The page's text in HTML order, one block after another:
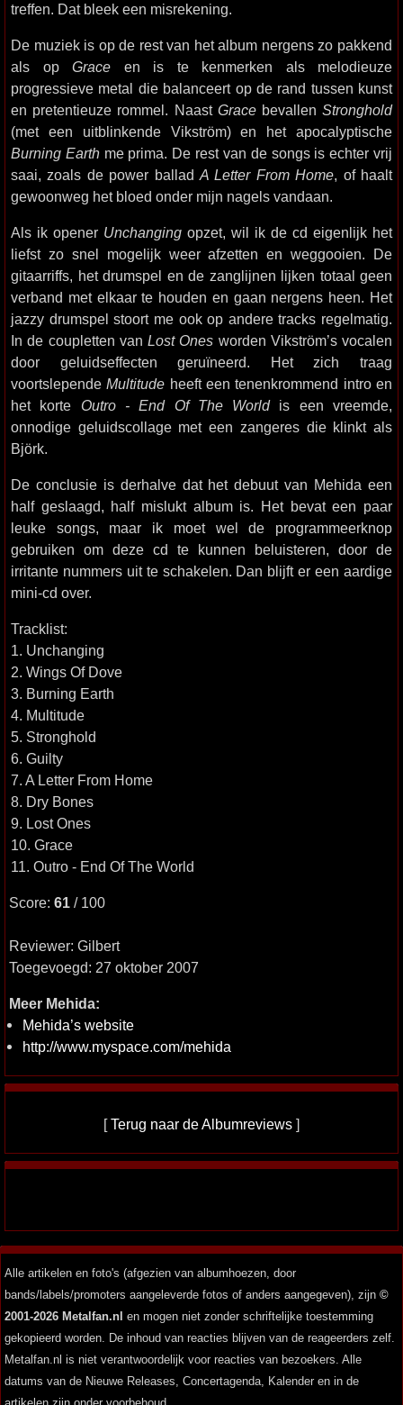
treffen. Dat bleek een misrekening.
De muziek is op de rest van het album nergens zo pakkend
als op Grace en is te kenmerken als melodieuze
progressieve metal die balanceert op de rand tussen kunst
en pretentieuze rommel. Naast GracebevallenStronghold
(met een uitblinkende Vikström) en het apocalyptische
Burning Earthme prima. De rest van de songs is echter vrij
saai, zoals de power ballad A Letter From Home, of haalt
gewoonweg het bloed onder mijn nagels vandaan.
Als ik opener Unchanging opzet, wil ik de cd eigenlijk het
liefst zo snel mogelijk weer afzetten en weggooien. De
gitaarriffs, het drumspel en de zanglijnen lijken totaal geen
verband met elkaar te houden en gaan nergens heen. Het
jazzy drumspel stoort me ook op andere tracks regelmatig.
In de coupletten van Lost Ones worden Vikström’s vocalen
door geluidseffecten geruïneerd. Het zich traag
voortslependeMultitude heeft een tenenkrommend intro en
het korte Outro - End Of The Worldis een vreemde,
onnodige geluidscollage met een zangeres die klinkt als
Björk.
De conclusie is derhalve dat het debuut van Mehida een
half geslaagd, half mislukt album is. Het bevat een paar
leuke songs, maar ik moet wel de programmeerknop
gebruiken om deze cd te kunnen beluisteren, door de
irritante nummers uit te schakelen. Dan blijft er een aardige
mini-cd over.
Tracklist:
1. Unchanging
2. Wings Of Dove
3. Burning Earth
4. Multitude
5. Stronghold
6. Guilty
7. A Letter From Home
8. Dry Bones
9. Lost Ones
10. Grace
11. Outro - End Of The World
Score: 61 / 100
Reviewer: Gilbert
Toegevoegd: 27 oktober 2007
Meer Mehida:
Mehida’s website
http://www.myspace.com/mehida
[Terug naar de Albumreviews ]
Alle artikelen en foto's (afgezien van albumhoezen, door
bands/labels/promoters aangeleverde fotos of anders aangegeven), zijn ©
2001-2026 Metalfan.nl en mogen niet zonder schriftelijke toestemming
gekopieerd worden. De inhoud van reacties blijven van de reageerders zelf.
Metalfan.nl is niet verantwoordelijk voor reacties van bezoekers. Alle
datums van de Nieuwe Releases, Concertagenda, Kalender en in de